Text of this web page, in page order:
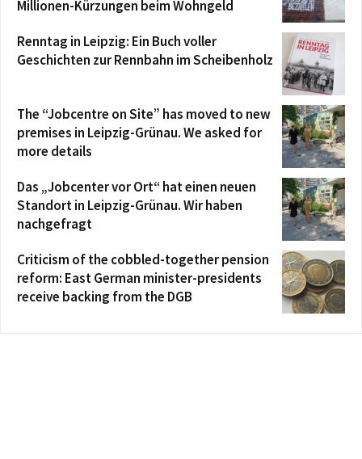
Millionen-Kürzungen beim Wohngeld
Renntag in Leipzig: Ein Buch voller
Geschichten zur Rennbahn im Scheibenholz
The “Jobcentre on Site” has moved to new
premises in Leipzig-Grünau. We asked for
more details
Das „Jobcenter vor Ort“ hat einen neuen
Standort in Leipzig-Grünau. Wir haben
nachgefragt
Criticism of the cobbled-together pension
reform: East German minister-presidents
receive backing from the DGB